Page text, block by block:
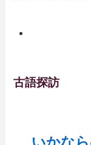
古語探訪
いかな